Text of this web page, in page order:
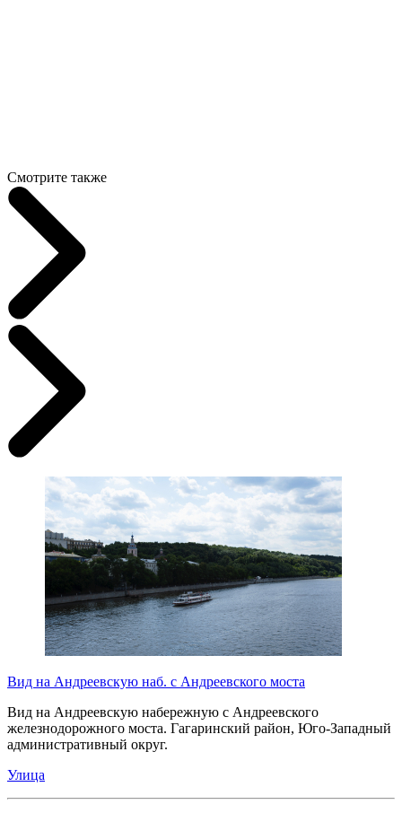
Смотрите также
Вид на Андреевскую наб. с Андреевского моста
Вид на Андреевскую набережную с Андреевского
железнодорожного моста. Гагаринский район, Юго-Западный
административный округ.
Улица